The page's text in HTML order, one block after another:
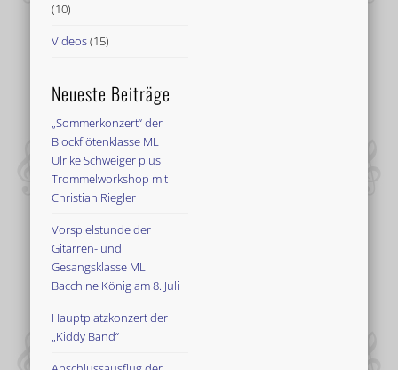
(10)
Videos(15)
Neueste Beiträge
„Sommerkonzert“ der
Blockflötenklasse ML
Ulrike Schweiger plus
Trommelworkshop mit
Christian Riegler
Vorspielstunde der
Gitarren- und
Gesangsklasse ML
Bacchine König am 8. Juli
Hauptplatzkonzert der
„Kiddy Band“